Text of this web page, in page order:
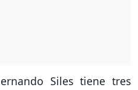
Siles tiene tres